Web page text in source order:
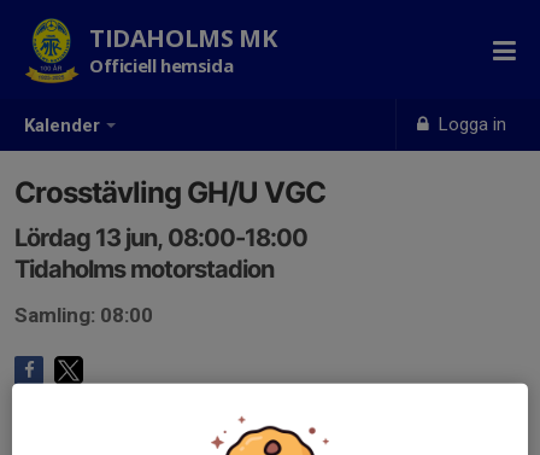
Kalender Logga in
TIDAHOLMS MK
Officiell hemsida
Crosstävling GH/U VGC
Lördag 13 jun, 08:00-18:00
Tidaholms motorstadion
Samling: 08:00